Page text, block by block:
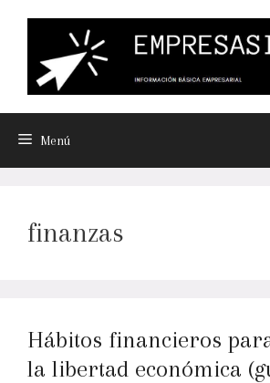
Menú
finanzas
Hábitos financieros
la libertad económica